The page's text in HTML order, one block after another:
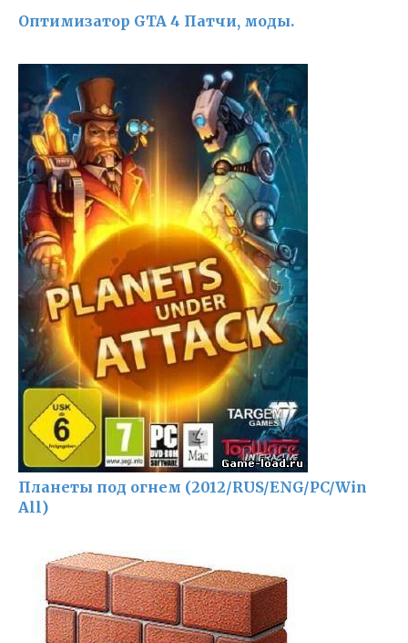
Оптимизатор GTA 4 Патчи, моды.
Планеты под огнем (2012/RUS/ENG/PC/Win
All)